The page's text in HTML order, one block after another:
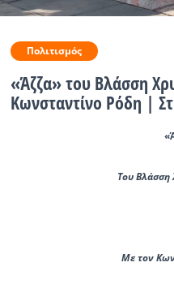
Πολιτισμός
«Άζζα» του Βλάσση
Κωνσταντίνο Ρόδη |
Του Βλάσση
Με τον